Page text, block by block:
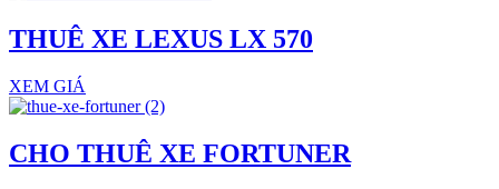
THUÊ XE LEXUS LX 570
XEM GIÁ
CHO THUÊ XE FORTUNER